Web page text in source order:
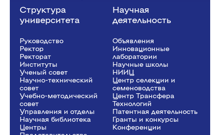
Структура
университета
Руководство
Ректор
Рeкторат
Институты
Ученый совет
Научно-технический
совет
Учебно-методический
совет
Управления и отделы
Научная библиотека
Центры
Научная
деятельность
Объявления
Инновационные
лаборатории
Научные школы
НИИЦ
Центр селекции и
семеноводства
Центр Трансфера
Технологий
Патентная деятельность
Гранты и конкурсы
Конференции